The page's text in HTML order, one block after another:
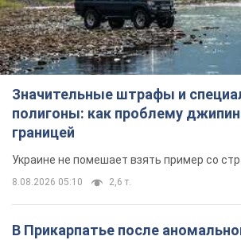
Значительные штрафы и
полигоны: как проблему
границей
Украине не помешает взять пример со
8.08.2026 05:10 2,6 т.
В Прикарпатье после